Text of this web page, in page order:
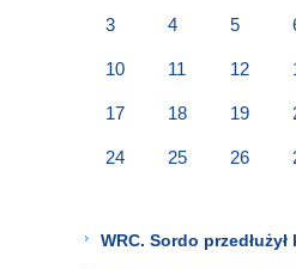
3 4 5
10 11 12
17 18 19
24 25 26
WRC. Sordo